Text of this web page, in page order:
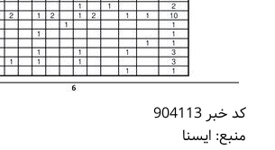
کد خبر 904113
منبع: ایسنا